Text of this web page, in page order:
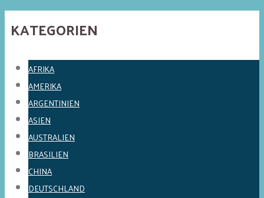
KATEGORIEN
AFRIKA
AMERIKA
ARGENTINIEN
ASIEN
AUSTRALIEN
BRASILIEN
CHINA
DEUTSCHLAND